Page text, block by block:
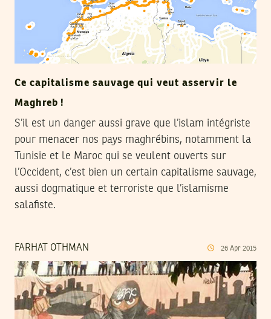
Ce capitalisme sauvage qui veut asservir le
Maghreb !
S’il est un danger aussi grave que l’islam intégriste
pour menacer nos pays maghrébins, notamment la
Tunisie et le Maroc qui se veulent ouverts sur
l’Occident, c’est bien un certain capitalisme sauvage,
aussi dogmatique et terroriste que l’islamisme
salafiste.
FARHAT OTHMAN 26 Apr 2015